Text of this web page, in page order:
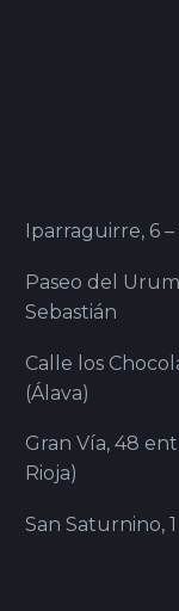
Iparraguirre, 6
Paseo del
Sebastián
Calle los
(Álava)
Gran Vía, 48
Rioja)
San Saturnino,